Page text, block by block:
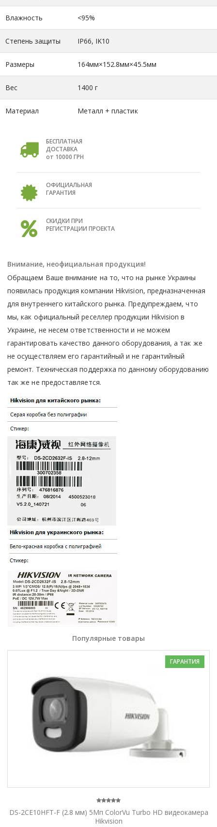
Влажность <95%
Степень защиты IP66, IK10
Размеры 164мм×152.8мм×45.5мм
Вес 1400 г
Материал Металл + пластик
БЕСПЛАТНАЯ
ДОСТАВКА
от 10000 ГРН
ОФИЦИАЛЬНАЯ
ГАРАНТИЯ
СКИДКИ ПРИ
РЕГИСТРАЦИИ ПРОЕКТА
Внимание, неофициальная продукция!
Обращаем Ваше внимание на то, что на рынке Украины
появилась продукция компании Hikvision, предназначенная
для внутреннего китайского рынка. Предупреждаем, что
мы, как официальный реселлер продукции Hikvision в
Украине, не несем ответственности и не можем
гарантировать качество данного оборудования, а так же
не осуществляем его гарантийный и не гарантийный
ремонт. Техническая поддержка по данному оборудованию
так же не предоставляется.
Популярные товары
ГАРАНТИЯ
DS-2CE10HFT-F (2.8 мм) 5Мп ColorVu Turbo HD видеокамера
Hikvision